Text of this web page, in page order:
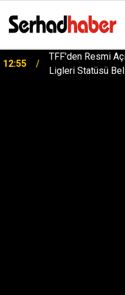
12:55
TFF'den Resmi
Ligleri Statüsü